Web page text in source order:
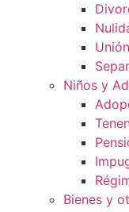
Niños y
Bienes y